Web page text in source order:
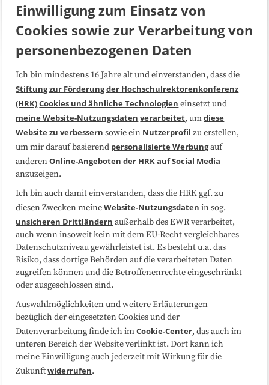
Über uns FAQ
Medienarbeit Kooperationen
Datenschutzerklärung Impressum
Sitemap
Folgen Sie uns
Einwilligung zum Einsatz von
Cookies sowie zur Verarbeitung von
personenbezogenen Daten
Ich bin mindestens 16 Jahre alt und einverstanden, dass die
Stiftung zur Förderung der Hochschulrektorenkonferenz
(HRK)Cookies und ähnliche Technologien einsetzt und
meine Website-Nutzungsdaten verarbeitet, umdiese
Website zu verbessern sowie ein Nutzerprofil zu erstellen,
um mir darauf basierend personalisierte Werbungauf
anderenOnline-Angeboten der HRK auf Social Media
anzuzeigen.
Ich bin auch damit einverstanden, dass die HRK ggf. zu
diesen Zwecken meineWebsite-Nutzungsdaten in sog.
unsicheren Drittländern außerhalb des EWR verarbeitet,
auch wenn insoweit kein mit dem EU-Recht vergleichbares
Datenschutzniveau gewährleistet ist. Es besteht u.a. das
Risiko, dass dortige Behörden auf die verarbeiteten Daten
zugreifen können und die Betroffenenrechte eingeschränkt
oder ausgeschlossen sind.
Auswahlmöglichkeiten und weitere Erläuterungen
bezüglich der eingesetzten Cookies und der
Datenverarbeitung finde ich imCookie-Center, das auch im
unteren Bereich der Website verlinkt ist. Dort kann ich
meine Einwilligung auch jederzeit mit Wirkung für die
Zukunftwiderrufen.